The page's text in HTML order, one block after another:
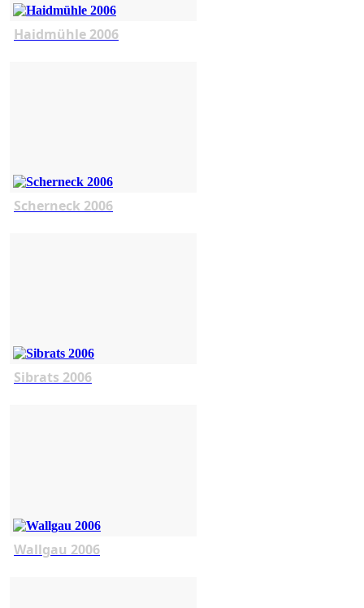
Haidmühle 2006
Scherneck 2006
Sibrats 2006
Wallgau 2006